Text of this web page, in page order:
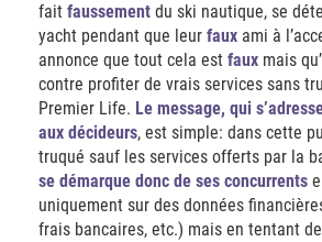
fait faussement du ski nautique, se
yacht pendant que leur faux ami à
annonce que tout cela est faux mais
contre profiter de vrais services sans
Premier Life. Le message, qui
aux décideurs, est simple: dans cette
truqué sauf les services offerts par la
se démarque donc de ses concurrents
uniquement sur des données
frais bancaires, etc.) mais en tentant